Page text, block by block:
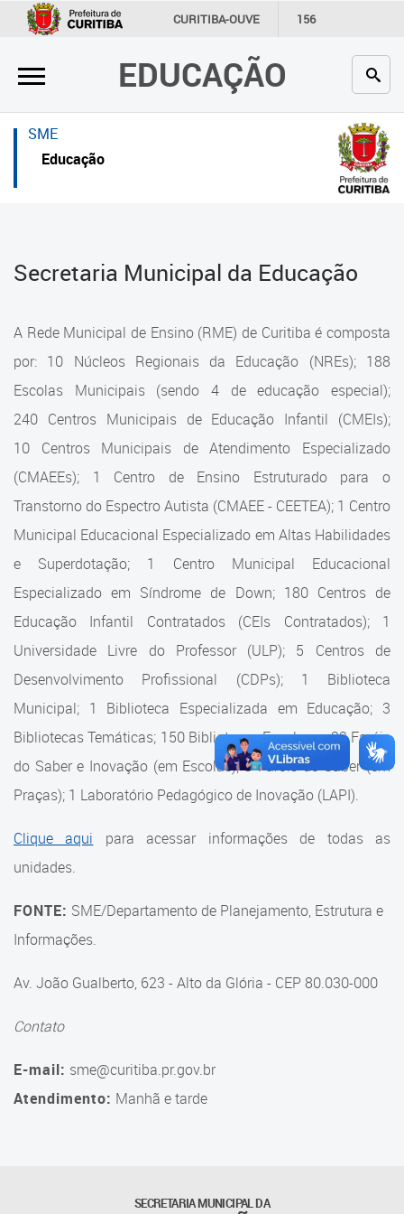
CURITIBA-OUVE 156
INFORMAÇÃO SECRETARIAS
EDUCAÇÃO
×
Inicial
Secretaria
Profissionais da educação
Contato
úteis
Portal da Prefeitura de Curitiba
Cadastramento Escolar
Cadastro Online
Portal ICS Instituto Curitiba de
Portal Aprendere
Portal do Servidor
×
Inicial
Inicial
Secretaria
Crianças e estudantes
Contato
Estrutura da Secretaria
Estrutura da Secretaria
Superintendência Executiva
Departamento de Logística
Departamento de Logística
Gerência de Almoxarifado
Gerência de Aquisição e
Gestão Contratual de
Serviços
Gerência de Contratos
Gerência de Limpeza e
Suporte aos Contratos
Gerência de Segurança
Gerência de Transporte
Gerência de Transporte para
a Educação Especial - SITES
Tecnologia
SME
Educação
Secretaria Municipal da Educação
A Rede Municipal de Ensino (RME) de Curitiba é composta
por: 10 Núcleos Regionais da Educação (NREs); 188
Escolas Municipais (sendo 4 de educação especial);
240 Centros Municipais de Educação Infantil (CMEIs);
10 Centros Municipais de Atendimento Especializado
(CMAEEs); 1 Centro de Ensino Estruturado para o
Transtorno do Espectro Autista (CMAEE - CEETEA); 1 Centro
Municipal Educacional Especializado em Altas Habilidades
e Superdotação; 1 Centro Municipal Educacional
Especializado em Síndrome de Down; 180 Centros de
Educação Infantil Contratados (CEIs Contratados); 1
Universidade Livre do Professor (ULP); 5 Centros de
Desenvolvimento Profissional (CDPs); 1 Biblioteca
Municipal; 1 Biblioteca Especializada em Educação; 3
Bibliotecas Temáticas; 150 Bibliotecas Escolares; 32 Faróis
do Saber e Inovação (em Escolas); 9 Faróis do Saber (em
Praças); 1 Laboratório Pedagógico de Inovação (LAPI).
Clique aqui para acessar informações de todas as
unidades.
FONTE: SME/Departamento de Planejamento, Estrutura e
Informações.
Av. João Gualberto, 623 - Alto da Glória - CEP 80.030-000
Contato
E-mail: sme@curitiba.pr.gov.br
Atendimento: Manhã e tarde
SECRETARIA MUNICIPAL DA